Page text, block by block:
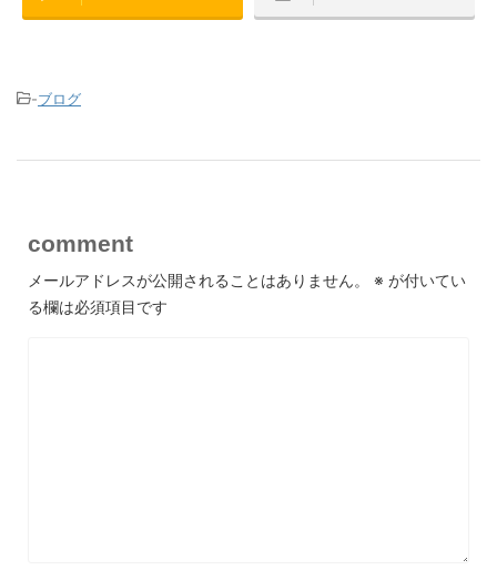
-ブログ
comment
メールアドレスが公開されることはありません。 ※ が付いてい
る欄は必須項目です